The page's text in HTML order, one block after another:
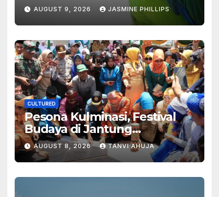
AUGUST 9, 2026 JASMINE PHILLIPS
CULTURED
Pesona Kulminasi, Festival
Budaya di Jantung
Kalimantan
AUGUST 8, 2026 TANVI AHUJA